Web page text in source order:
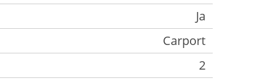
Ja
Carport
2